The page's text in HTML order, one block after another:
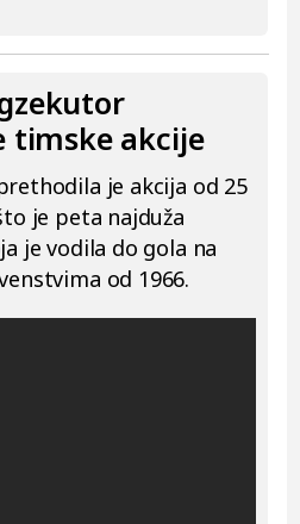
timske akcije
je akcija od 25
je peta najduža
je vodila do gola na
od 1966.